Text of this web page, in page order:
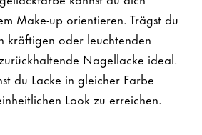
Make-up orientieren. Trägst du
kräftigen oder leuchtenden
Nagellacke ideal.
du Lacke in gleicher Farbe
Look zu erreichen.